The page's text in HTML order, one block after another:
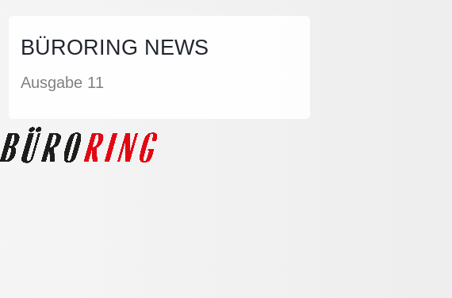
BÜRORING NEWS
Ausgabe 11